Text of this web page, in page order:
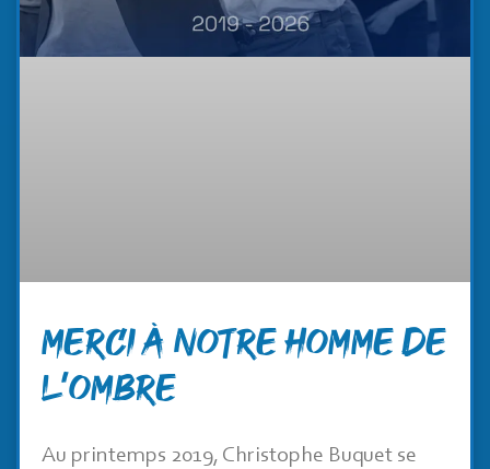
Merci à notre homme de
l’ombre
Au printemps 2019, Christophe Buquet se